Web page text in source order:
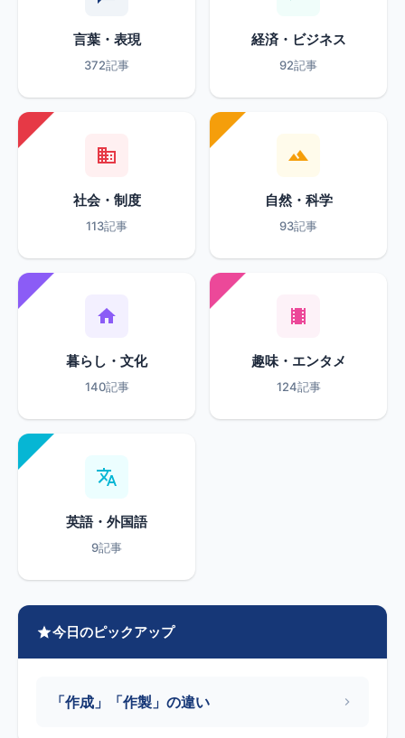
言葉・表現
372記事
経済・ビジネス
92記事
社会・制度
113記事
自然・科学
93記事
暮らし・文化
140記事
趣味・エンタメ
124記事
英語・外国語
9記事
今日のピックアップ
「作成」「作製」の違い